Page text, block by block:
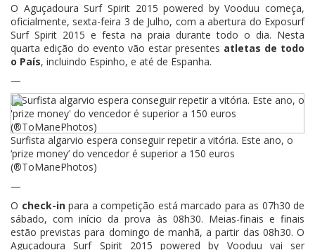
O Aguçadoura Surf Spirit 2015 powered by Vooduu começa,
oficialmente, sexta-feira 3 de Julho, com a abertura do Exposurf
Surf Spirit 2015 e festa na praia durante todo o dia. Nesta
quarta edição do evento vão estar presentes atletas de todo
o País, incluindo Espinho, e até de Espanha.
—
Surfista algarvio espera conseguir repetir a vitória. Este ano, o
‘prize money’ do vencedor é superior a 150 euros
(®ToManePhotos)
—
O check-inpara a competição está marcado para as 07h30 de
sábado, com início da prova às 08h30. Meias-finais e finais
estão previstas para domingo de manhã, a partir das 08h30. O
Aguçadoura Surf Spirit 2015 powered by Vooduu vai ser